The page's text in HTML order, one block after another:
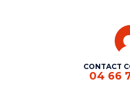
CONTACT
04 66